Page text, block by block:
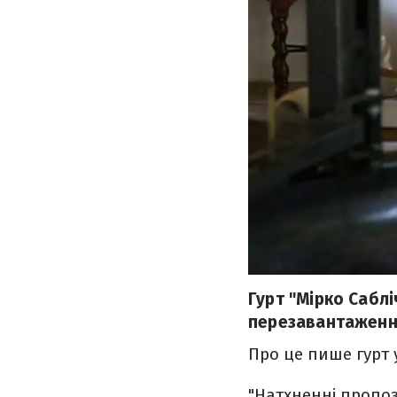
Гурт "Мірко
Про це пише гурт